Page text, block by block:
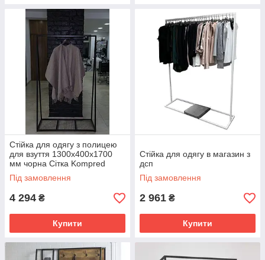
Стійка для одягу з полицею
для взуття 1300х400х1700
мм чорна Сітка Kompred
OL935-014
Під замовлення
4 294 ₴
Купити
Стійка для одягу в магазин з
дсп
Під замовлення
2 961 ₴
Купити